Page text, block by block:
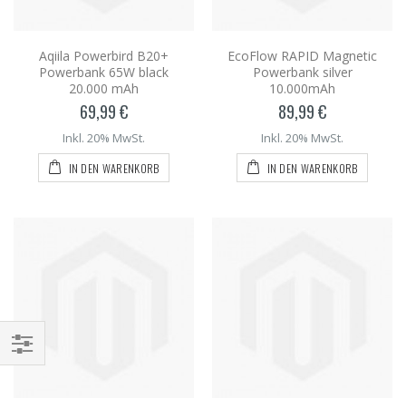
Aqiila Powerbird B20+
Powerbank 65W black
20.000 mAh
69,99 €
Inkl. 20% MwSt.
IN DEN WARENKORB
EcoFlow RAPID Magnetic
Powerbank silver
10.000mAh
89,99 €
Inkl. 20% MwSt.
IN DEN WARENKORB